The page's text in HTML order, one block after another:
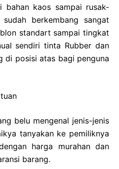
bahan kaos sampai rusak-
berkembang sangat
standart sampai tingkat
sendiri tinta Rubber dan
di posisi atas bagi penguna
belu mengenal jenis-jenis
tanyakan ke pemiliknya
harga murahan dan
barang.